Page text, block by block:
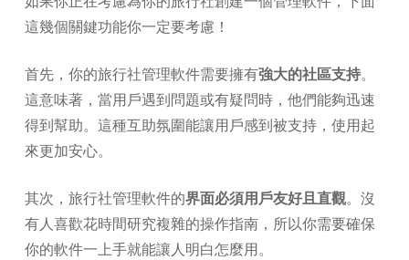
這幾個關鍵功能你一定要考慮！
首先，你的旅行社管理軟件需要擁有強大的社區支持。
這意味著，當用戶遇到問題或有疑問時，他們能夠迅速
得到幫助。這種互助氛圍能讓用戶感到被支持，使用起
來更加安心。
其次，旅行社管理軟件的界面必須用戶友好且直觀。沒
有人喜歡花時間研究複雜的操作指南，所以你需要確保
你的軟件一上手就能讓人明白怎麼用。